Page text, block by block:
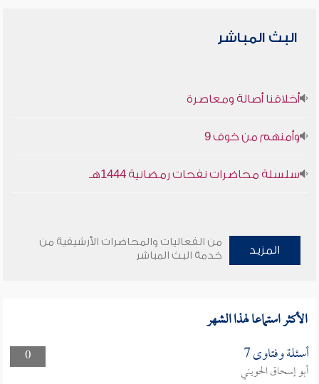
البث المباشر
أخلاقنا أصالة ومعاصرة
وأمنهم من خوف 9
سلسلة محاضرات نفحات رمضانية 1444هـ
المزيد
من الفعاليات والمحاضرات الأرشيفية من
خدمة البث المباشر
الأكثر استماعا لهذا الشهر
0 أسئلة وفتاوى 7
أبو إسحاق الحويني